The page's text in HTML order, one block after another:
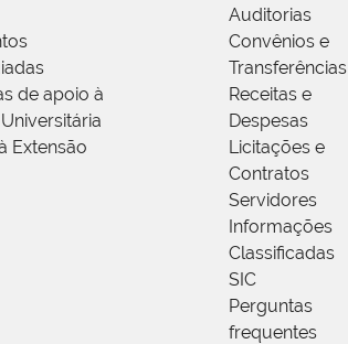
de apoio à
Extensão
Auditorias
Convênios e
Transferências
Receitas e
Despesas
Licitações e
Contratos
Servidores
Informações
Classificadas
SIC
Perguntas
frequentes